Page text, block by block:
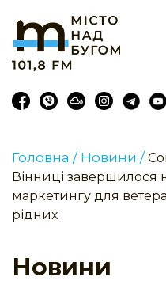
Головна / Новини /
Вінниці завершилося
маркетингу для
рідних
Новини